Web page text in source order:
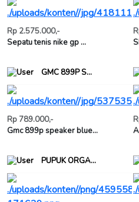
Rp 2.575.000,-
Sepatu tenis nike gp ...
GMC 899P S...
Rp 789.000,-
Gmc 899p speaker blue...
PUPUK ORGA...